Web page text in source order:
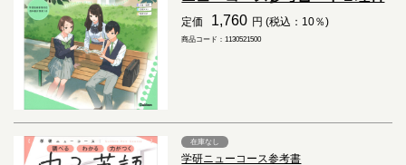
定価 1,760 円 (税込：10％)
商品コード：1130521500
在庫なし
学研ニューコース参考書